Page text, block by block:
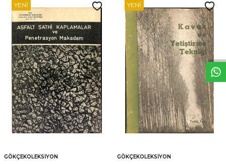
WhtsppDeseHatt
YENI
GÖKÇEKOLEKSIYON
YENI
GÖKÇEKOLEKSIYON